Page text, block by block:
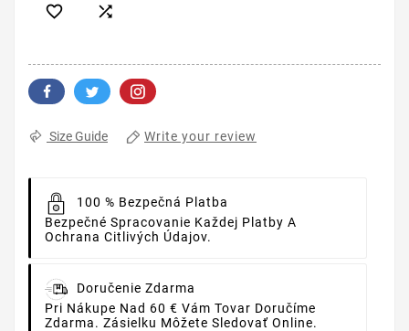
 
Size Guide Write your review
100 % Bezpečná Platba
Bezpečné Spracovanie Každej Platby A
Ochrana Citlivých Údajov.
Doručenie Zdarma
Pri Nákupe Nad 60 € Vám Tovar Doručíme
Zdarma. Zásielku Môžete Sledovať Online.